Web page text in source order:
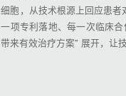
细胞，从技术根源上回应患者
一项专利落地、每一次临床
带来有效治疗方案” 展开，让